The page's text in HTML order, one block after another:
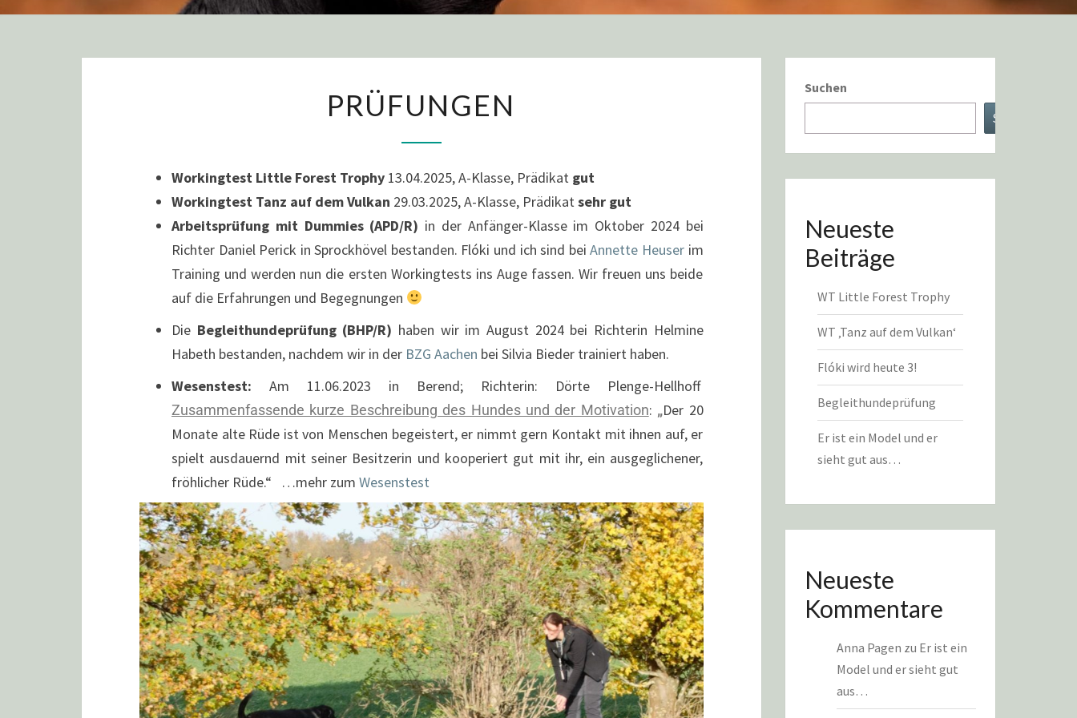
PRÜFUNGEN
Workingtest Little Forest Trophy 13.04.2025, A-Klasse, Prädikat gut
Workingtest Tanz auf dem Vulkan 29.03.2025, A-Klasse, Prädikatsehr gut
Arbeitsprüfung mit Dummies (APD/R) in der Anfänger-Klasse im Oktober 2024 bei
Richter Daniel Perick in Sprockhövel bestanden. Flóki und ich sind beiAnnette Heuserim
Training und werden nun die ersten Workingtests ins Auge fassen. Wir freuen uns beide
auf die Erfahrungen und Begegnungen
Die Begleithundeprüfung (BHP/R) haben wir im August 2024 bei Richterin Helmine
Habeth bestanden, nachdem wir in der BZG Aachen bei Silvia Bieder trainiert haben.
Wesenstest: Am 11.06.2023 in Berend; Richterin: Dörte Plenge-Hellhoff
Zusammenfassende kurze Beschreibung des Hundes und der Motivation: „Der 20
Monate alte Rüde ist von Menschen begeistert, er nimmt gern Kontakt mit ihnen auf, er
spielt ausdauernd mit seiner Besitzerin und kooperiert gut mit ihr, ein ausgeglichener,
fröhlicher Rüde.“ …mehr zum Wesenstest
Suchen
Suchen
Neueste
Beiträge
WT Little Forest Trophy
WT ‚Tanz auf dem Vulkan‘
Flóki wird heute 3!
Begleithundeprüfung
Er ist ein Model und er
sieht gut aus…
Neueste
Kommentare
Anna Pagen zu Er ist ein
Model und er sieht gut
aus…